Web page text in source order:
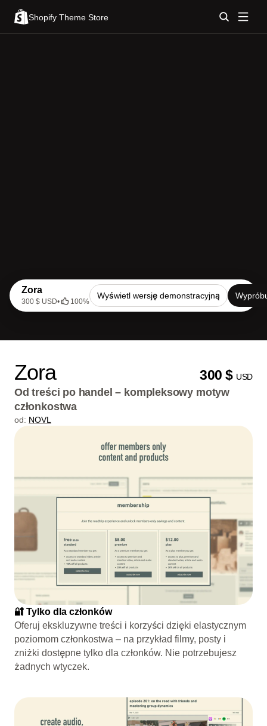
Shopify Theme Store
Zora
300 $ USD• 100%
Wyświetl wersję demonstracyjną
Zora 300 $ USD
Od treści po handel – kompleksowy motyw
członkostwa
od: NOVL
🔐 Tylko dla członków
Oferuj ekskluzywne treści i korzyści dzięki elastycznym
poziomom członkostwa – na przykład filmy, posty i
zniżki dostępne tylko dla członków. Nie potrzebujesz
żadnych wtyczek.